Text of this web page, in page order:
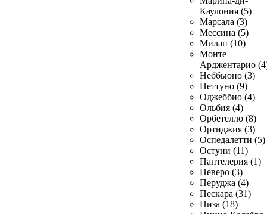
Каулония (5)
Марсала (3)
Мессина (5)
Милан (10)
Монте
Арджентарио
Неббьюно (3)
Неттуно (9)
Оджеббио (4)
Ольбия (4)
Орбетелло (8)
Ортиджия (3)
Оспедалетти (5)
Остуни (11)
Пантелерия (1)
Певеро (3)
Перуджа (4)
Пескара (31)
Пиза (18)